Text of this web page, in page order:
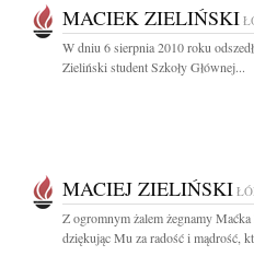
MACIEK ZIELIŃSKI
W dniu 6 sierpnia 2010 roku
Zieliński student Szkoły Głównej...
MACIEJ ZIELIŃSKI
Z ogromnym żalem żegnamy
dziękując Mu za radość i mądrość,